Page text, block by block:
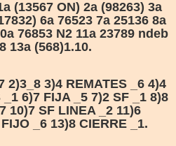
(13567 ON) 2a (98263) 3a
6a 76523 7a 25136 8a
76853 N2 11a 23789 ndeb
13a (568)1.10.
2)3_8 3)4 REMATES _6 4)4
6)7 FIJA _5 7)2 SF _1 8)8
10)7 SF LINEA _2 11)6
_6 13)8 CIERRE _1.